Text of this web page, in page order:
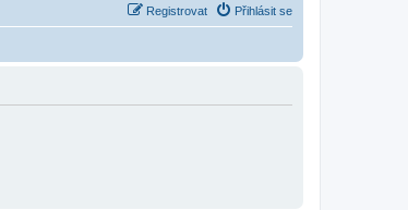
Přihlásit se
Registrovat